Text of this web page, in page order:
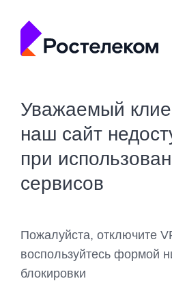
Уважаемый
наш сайт
при
сервисов
Пожалуйста, отключите
воспользуйтесь формой
блокировки